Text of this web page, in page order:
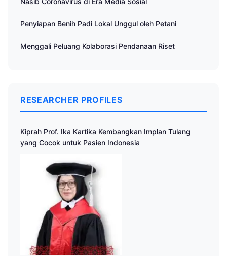
Penyiapan Benih Padi Lokal Unggul oleh Petani
Menggali Peluang Kolaborasi Pendanaan Riset
RESEARCHER PROFILES
Kiprah Prof. Ika Kartika Kembangkan Implan Tulang
yang Cocok untuk Pasien Indonesia